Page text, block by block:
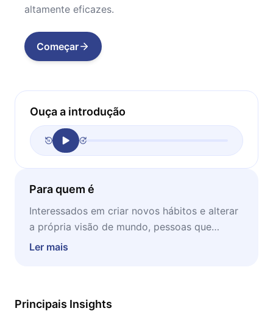
altamente eficazes.
Começar
Ouça a introdução
Para quem é
Interessados em criar novos hábitos e alterar
a própria visão de mundo, pessoas que
sabem que podem mudar mas precisam de
Ler mais
Principais Insights